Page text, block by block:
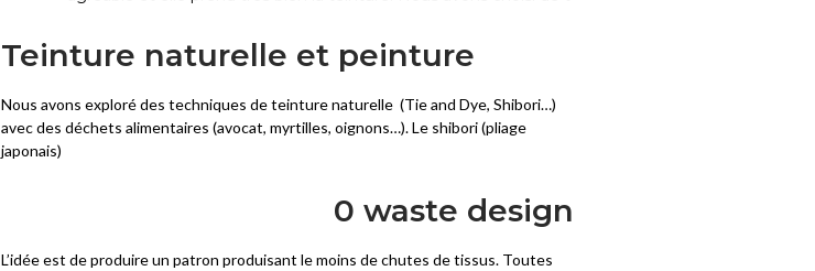
Teinture naturelle et peinture
Nous avons exploré des techniques de teinture naturelle (Tie and Dye, Shibori…)
avec des déchets alimentaires (avocat, myrtilles, oignons…). Le shibori (pliage
japonais)
0 waste design
L’idée est de produire un patron produisant le moins de chutes de tissus. Toutes